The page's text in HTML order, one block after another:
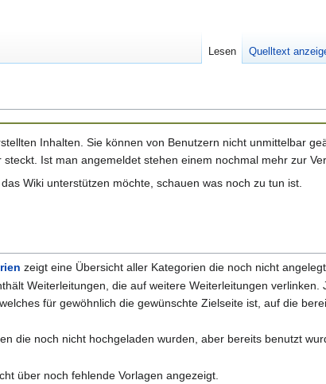
Inhalten. Sie können von Benutzern nicht unmittelbar
Ist man angemeldet stehen einem nochmal mehr zur
Wiki unterstützen möchte, schauen was noch zu tun ist.
zeigt eine Übersicht aller Kategorien die noch nicht
Weiterleitungen, die auf weitere Weiterleitungen
für gewöhnlich die gewünschte Zielseite ist, auf die
die noch nicht hochgeladen wurden, aber bereits benutzt
über noch fehlende Vorlagen angezeigt.
Lesen Quelltext